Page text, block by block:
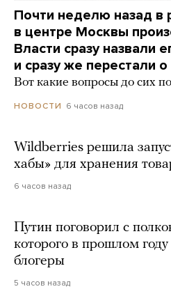
Почти неделю назад в
в центре Москвы
Власти сразу назвали
и сразу же перестали
Вот какие вопросы до сих
НОВОСТИ 6 часов назад
Wildberries решила
хабы» для хранения
6 часов назад
Путин поговорил с
которого в прошлом
блогеры
5 часов назад